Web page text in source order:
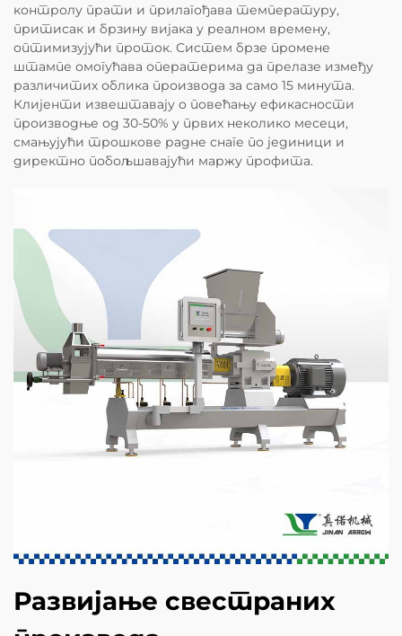
контролу прати и прилагођава температуру,
притисак и брзину вијака у реалном времену,
оптимизујући проток. Систем брзе промене
штампе омогућава оператерима да прелазе између
различитих облика производа за само 15 минута.
Клијенти извештавају о повећању ефикасности
производње од 30-50% у првих неколико месеци,
смањујући трошкове радне снаге по јединици и
директно побољшавајући маржу профита.
Развијање свестраних